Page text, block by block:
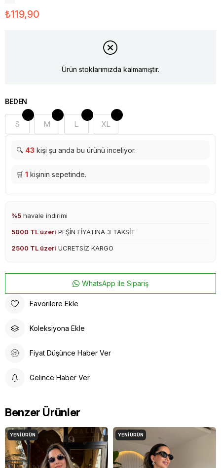
₺119,90
Ürün stoklarımızda kalmamıştır.
BEDEN
S M L XL
🔍 43 kişi şu anda bu ürünü inceliyor.
🛒 1 kişinin sepetinde.
%5 havale indirimi
5000 TL üzeri PEŞİN FİYATINA 3 TAKSİT
2500 TL üzeri ÜCRETSİZ KARGO
WhatsApp ile Sipariş
Favorilere Ekle
Koleksiyona Ekle
Fiyat Düşünce Haber Ver
Gelince Haber Ver
Benzer Ürünler
YENI ÜRÜN YENI ÜRÜN